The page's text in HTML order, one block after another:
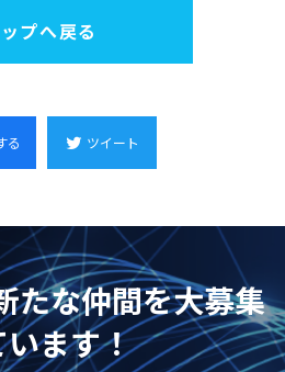
プへ戻る
る ツイート
たな仲間を大募集
ます！